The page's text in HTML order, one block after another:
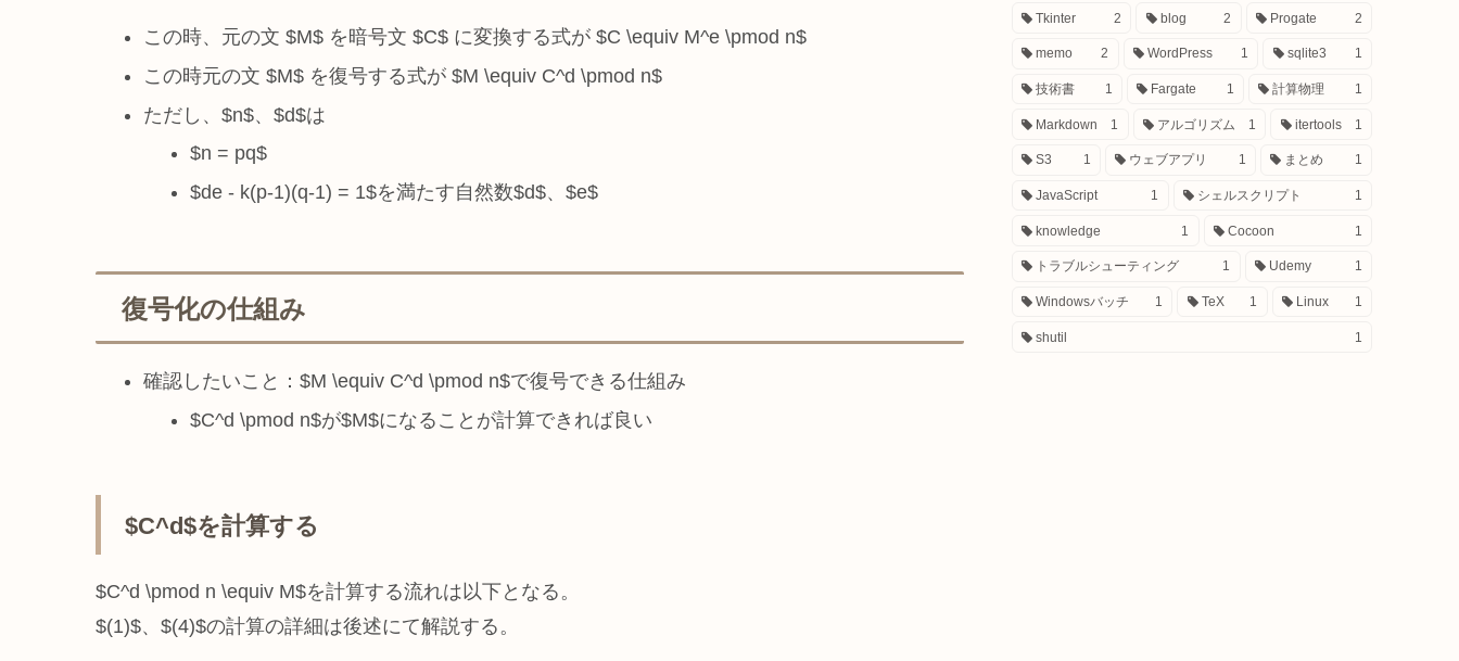
この時、元の文 $M$ を暗号文 $C$ に変換する式が $C \equiv M^e \pmod n$
この時元の文 $M$ を復号する式が $M \equiv C^d \pmod n$
ただし、$n$、$d$は
$n = pq$
$de - k(p-1)(q-1) = 1$を満たす自然数$d$、$e$
復号化の仕組み
確認したいこと：$M \equiv C^d \pmod n$で復号できる仕組み
$C^d \pmod n$が$M$になることが計算できれば良い
$C^d$を計算する
$C^d \pmod n \equiv M$を計算する流れは以下となる。
$(1)$、$(4)$の計算の詳細は後述にて解説する。
Tkinter 2 blog 2 Progate 2
memo 2 WordPress 1 sqlite3 1
技術書 1 Fargate 1 計算物理 1
Markdown 1 アルゴリズム 1 itertools 1
S3 1 ウェブアプリ 1 まとめ 1
JavaScript 1 シェルスクリプト 1
knowledge 1 Cocoon 1
トラブルシューティング 1 Udemy 1
Windowsバッチ 1 TeX 1 Linux 1
shutil 1